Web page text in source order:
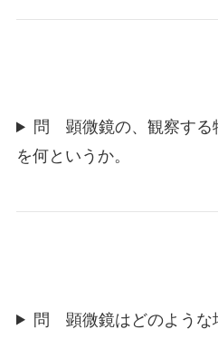
問 顕微鏡の、観察する
を何というか。
問 顕微鏡はどのような